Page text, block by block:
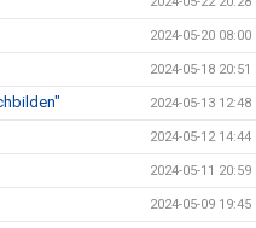
2024-05-20 08:00
2024-05-18 20:51
2024-05-13 12:48
2024-05-12 14:44
2024-05-11 20:59
2024-05-09 19:45